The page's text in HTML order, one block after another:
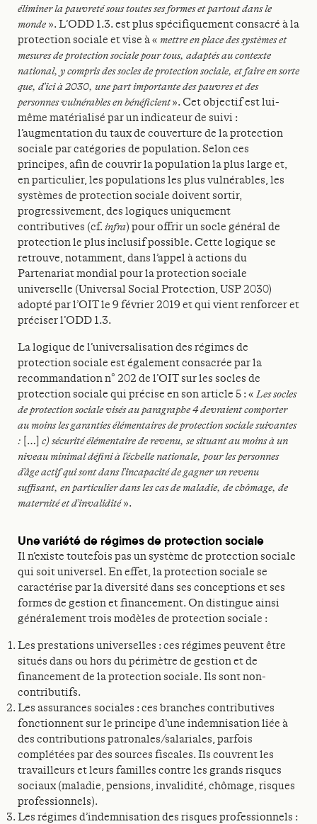
éliminer la pauvreté sous toutes ses formes et partout dans le
monde ». L’ODD 1.3. est plus spécifiquement consacré à la
protection sociale et vise à « mettre en place des systèmes et
mesures de protection sociale pour tous, adaptés au contexte
national, y compris des socles de protection sociale, et faire en sorte
que, d’ici à 2030, une part importante des pauvres et des
personnes vulnérables en bénéficient». Cet objectif est lui-
même matérialisé par un indicateur de suivi :
l’augmentation du taux de couverture de la protection
sociale par catégories de population. Selon ces
principes, afin de couvrir la population la plus large et,
en particulier, les populations les plus vulnérables, les
systèmes de protection sociale doivent sortir,
progressivement, des logiques uniquement
contributives (cf. infra) pour offrir un socle général de
protection le plus inclusif possible. Cette logique se
retrouve, notamment, dans l’appel à actions du
Partenariat mondial pour la protection sociale
universelle (Universal Social Protection, USP 2030)
adopté par l’OIT le 9 février 2019 et qui vient renforcer et
préciser l’ODD 1.3.
La logique de l’universalisation des régimes de
protection sociale est également consacrée par la
recommandation n° 202 de l’OIT sur les socles de
protection sociale qui précise en son article 5 : «Les socles
de protection sociale visés au paragraphe 4 devraient comporter
au moins les garanties élémentaires de protection sociale suivantes
: […] c) sécurité élémentaire de revenu, se situant au moins à un
niveau minimal défini à l’échelle nationale, pour les personnes
d’âge actif qui sont dans l’incapacité de gagner un revenu
suffisant, en particulier dans les cas de maladie, de chômage, de
maternité et d’invalidité».
Une variété de régimes de protection sociale
Il n’existe toutefois pas un système de protection sociale
qui soit universel. En effet, la protection sociale se
caractérise par la diversité dans ses conceptions et ses
formes de gestion et financement. On distingue ainsi
généralement trois modèles de protection sociale :
Les prestations universelles : ces régimes peuvent être
situés dans ou hors du périmètre de gestion et de
financement de la protection sociale. Ils sont non-
contributifs.
Les assurances sociales : ces branches contributives
fonctionnent sur le principe d’une indemnisation liée à
des contributions patronales/salariales, parfois
complétées par des sources fiscales. Ils couvrent les
travailleurs et leurs familles contre les grands risques
sociaux (maladie, pensions, invalidité, chômage, risques
professionnels).
Les régimes d’indemnisation des risques professionnels :